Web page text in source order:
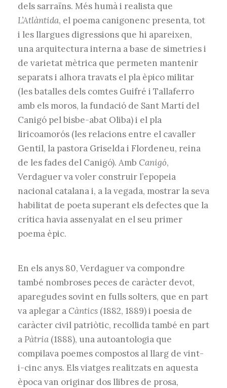
dels sarraïns. Més humà i realista que
L’Atlàntida, el poema canigonenc presenta, tot
i les llargues digressions que hi apareixen,
una arquitectura interna a base de simetries i
de varietat mètrica que permeten mantenir
separats i alhora travats el pla èpico militar
(les batalles dels comtes Guifré i Tallaferro
amb els moros, la fundació de Sant Martí del
Canigó pel bisbe-abat Oliba) i el pla
liricoamorós (les relacions entre el cavaller
Gentil, la pastora Griselda i Flordeneu, reina
de les fades del Canigó). Amb Canigó,
Verdaguer va voler construir l’epopeia
nacional catalana i, a la vegada, mostrar la seva
habilitat de poeta superant els defectes que la
crítica havia assenyalat en el seu primer
poema èpic.
En els anys 80, Verdaguer va compondre
també nombroses peces de caràcter devot,
aparegudes sovint en fulls solters, que en part
va aplegar a Càntics (1882, 1889) i poesia de
caràcter civil patriòtic, recollida també en part
aPàtria (1888), una autoantologia que
compilava poemes compostos al llarg de vint-
i-cinc anys. Els viatges realitzats en aquesta
època van originar dos llibres de prosa,